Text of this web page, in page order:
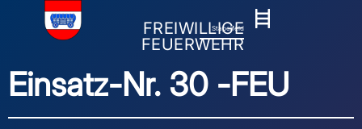
FREIWILLIGE
FEUERWEHR
Stapelfeld
Einsatz-Nr. 30 -FEU